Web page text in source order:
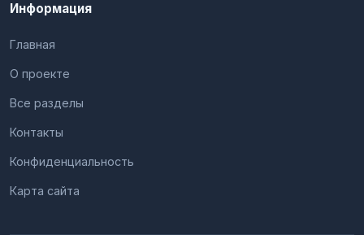
Информация
Главная
О проекте
Все разделы
Контакты
Конфиденциальность
Карта сайта